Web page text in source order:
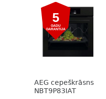
5
GADU
GARANTIJA
AEG cepeškrāsns
NBT9P83IAT